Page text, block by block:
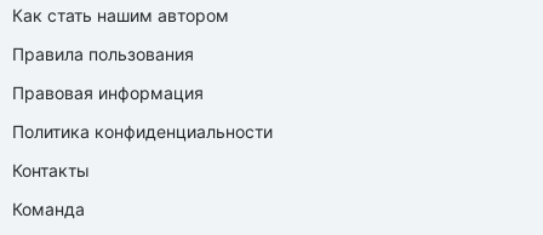
Как стать нашим автором
Правила пользования
Правовая информация
Политика конфиденциальности
Контакты
Команда